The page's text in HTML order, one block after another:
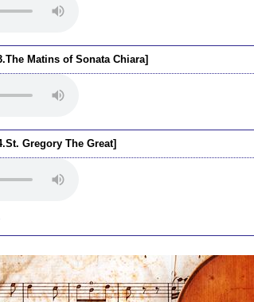
Matins of Sonata Chiara]
Gregory The Great]